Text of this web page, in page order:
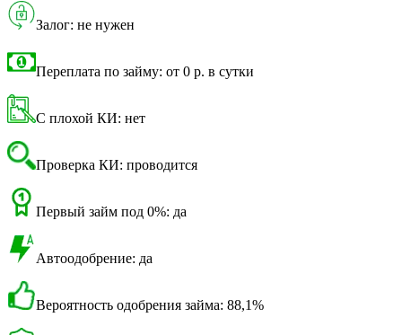
Залог: не нужен
Переплата по займу: от 0 р. в сутки
С плохой КИ: нет
Проверка КИ: проводится
Первый займ под 0%: да
Автоодобрение: да
Вероятность одобрения займа: 88,1%